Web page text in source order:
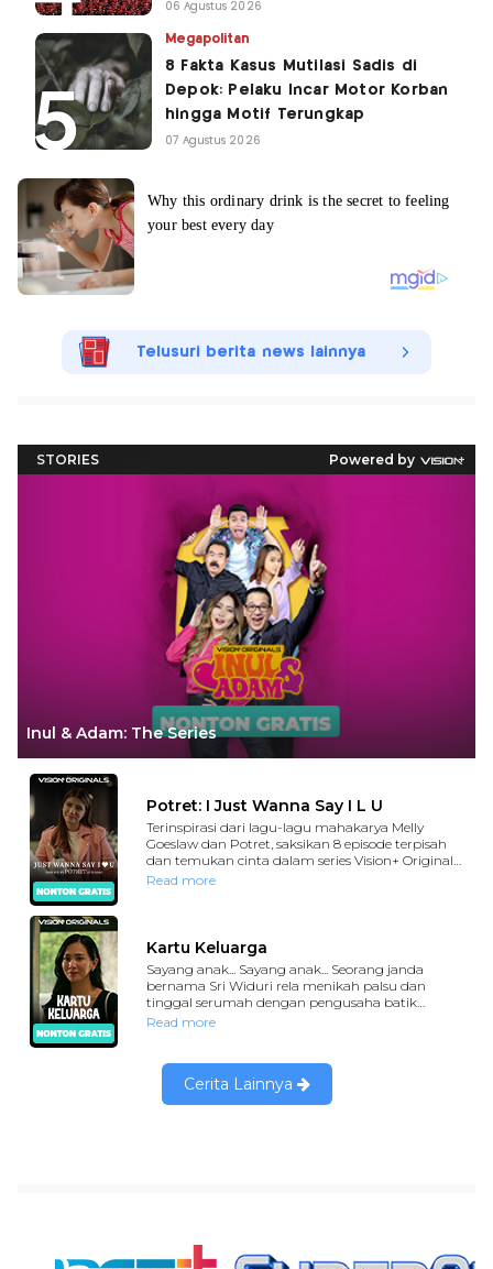
06 Agustus 2026
Megapolitan
8 Fakta Kasus Mutilasi Sadis di
Depok: Pelaku Incar Motor Korban
hingga Motif Terungkap
07 Agustus 2026
Telusuri berita news lainnya